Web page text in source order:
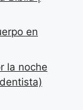
en
la noche